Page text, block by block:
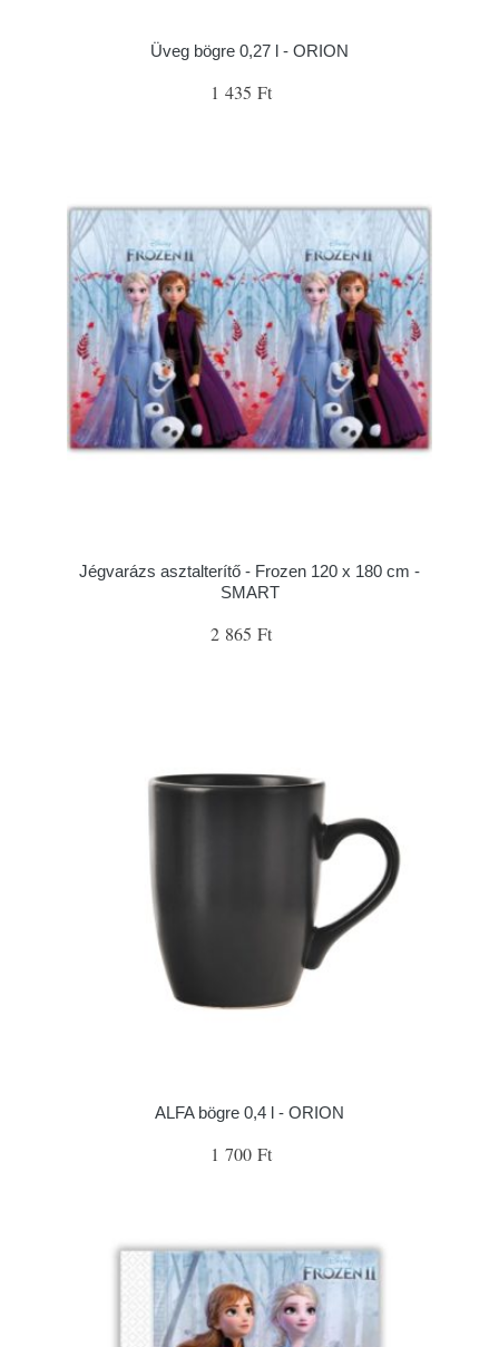
Üveg bögre 0,27 l - ORION
1 435 Ft
Jégvarázs asztalterítő - Frozen 120 x 180 cm -
SMART
2 865 Ft
ALFA bögre 0,4 l - ORION
1 700 Ft